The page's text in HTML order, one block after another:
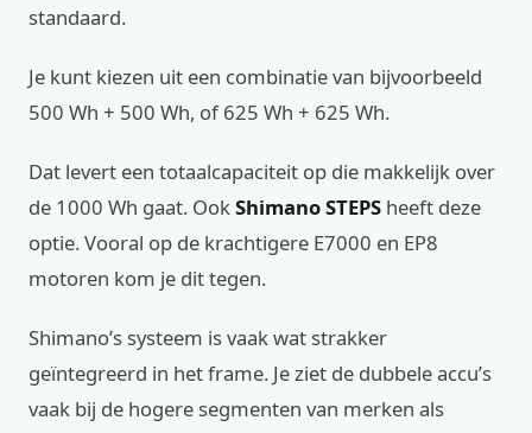
standaard.
Je kunt kiezen uit een combinatie van bijvoorbeeld
500 Wh + 500 Wh, of 625 Wh + 625 Wh.
Dat levert een totaalcapaciteit op die makkelijk over
de 1000 Wh gaat. OokShimano STEPS heeft deze
optie. Vooral op de krachtigere E7000 en EP8
motoren kom je dit tegen.
Shimano’s systeem is vaak wat strakker
geïntegreerd in het frame. Je ziet de dubbele accu’s
vaak bij de hogere segmenten van merken als